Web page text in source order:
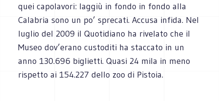
quei capolavori: laggiù in fondo in fondo alla
Calabria sono un po’ sprecati. Accusa infida. Nel
luglio del 2009 il Quotidiano ha rivelato che il
Museo dov’erano custoditi ha staccato in un
anno 130.696 biglietti. Quasi 24 mila in meno
rispetto ai 154.227 dello zoo di Pistoia.